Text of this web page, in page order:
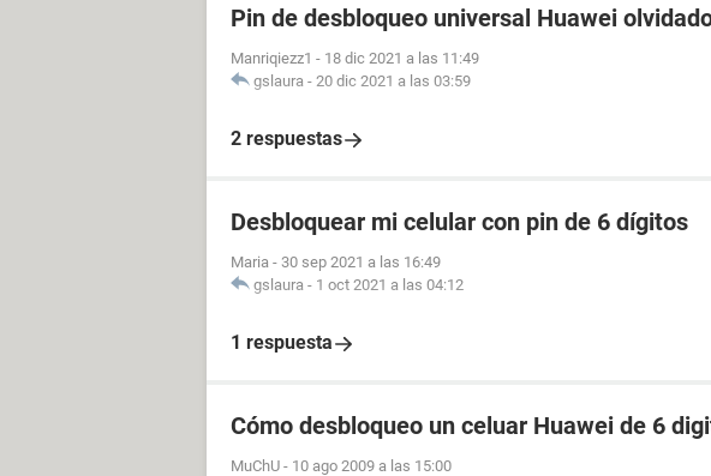
Pin de desbloqueo universal Huawei
Manriqiezz1 - 18 dic 2021 a las 11:49
gslaura - 20 dic 2021 a las 03:59
2 respuestas
Desbloquear mi celular con pin de 6 dígitos
Maria - 30 sep 2021 a las 16:49
gslaura - 1 oct 2021 a las 04:12
1 respuesta
Cómo desbloqueo un celuar Huawei de 6
MuChU - 10 ago 2009 a las 15:00